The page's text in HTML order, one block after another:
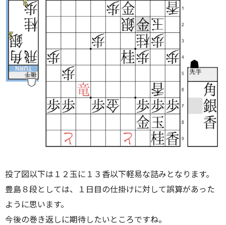
投了図以下は１２玉に１３香以下軽易な詰みとなります。
豊島８段としては、１日目の仕掛けに対して誤算があった
ように思います。
今後の巻き返しに期待したいところですね。